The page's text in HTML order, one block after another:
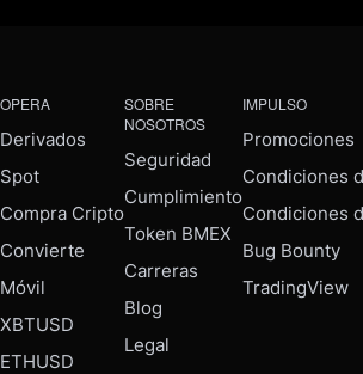
OPERA
Derivados
Spot
Compra Cripto
Convierte
Móvil
XBTUSD
ETHUSD
SOBRE
NOSOTROS
Seguridad
Cumplimiento
Token BMEX
Carreras
Blog
Legal
IMPULSO
Promociones
Condiciones
Condiciones
Bug Bounty
TradingView